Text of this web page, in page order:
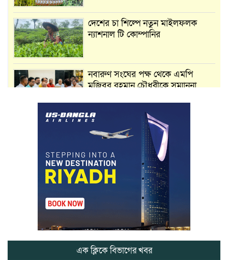
দেশের চা শিল্পে নতুন মাইলফলক
ন্যাশনাল টি কোম্পানির
নবারুণ সংঘের পক্ষ থেকে এমপি
মুজিবুর রহমান চৌধুরীকে সম্মাননা
মার্শাল আর্ট ক্লাব কাপে ‘জুসা মার্শাল
আর্ট’ এর সাফল্য, শ্রীমঙ্গলের আয়াত ও
আইরাহ ঝুলিতে ৪ পদক
লাউয়াছড়া জাতীয় উদ্যানের সিএমসি
হিসাবরক্ষক আবজালুল হকের
মৃত্যুতে,এলাকায় শোকের ছায়া
ভোলাগঞ্জ স্থলবন্দরে এলসি আটকে
হয়রানির অভিযোগ, বিএনপির সাবেক
সভাপতির
এক ক্লিকে বিভাগের খবর